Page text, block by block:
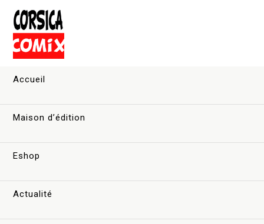
Accueil
Maison d’édition
Eshop
Actualité